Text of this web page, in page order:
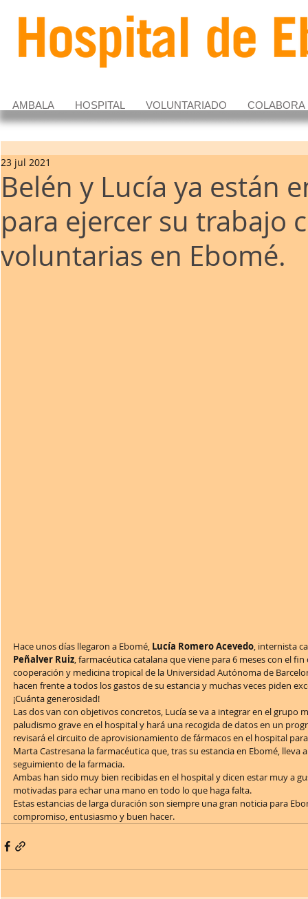
AMBALA HOSPITAL VOLUNTARIADO COLABORA
Belén y Lucía ya están
para ejercer su trabajo
voluntarias en Ebomé.
23 jul 2021
Hace unos días llegaron a Ebomé, Lucía Romero Acevedo, internista
Peñalver Ruiz, farmacéutica catalana que viene para 6 meses con el
cooperación y medicina tropical de la Universidad Autónoma de
hacen frente a todos los gastos de su estancia y muchas veces piden
¡Cuánta generosidad!
Las dos van con objetivos concretos, Lucía se va a integrar en el
paludismo grave en el hospital y hará una recogida de datos en un
revisará el circuito de aprovisionamiento de fármacos en el hospital
Marta Castresana la farmacéutica que, tras su estancia en Ebomé,
seguimiento de la farmacia.
Ambas han sido muy bien recibidas en el hospital y dicen estar muy a
motivadas para echar una mano en todo lo que haga falta.
Estas estancias de larga duración son siempre una gran noticia para
compromiso, entusiasmo y buen hacer.